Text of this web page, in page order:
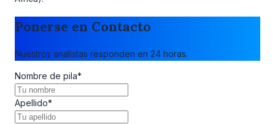
Ponerse en Contacto
Nuestros analistas responden en 24 horas.
Nombre de pila*
Apellido*